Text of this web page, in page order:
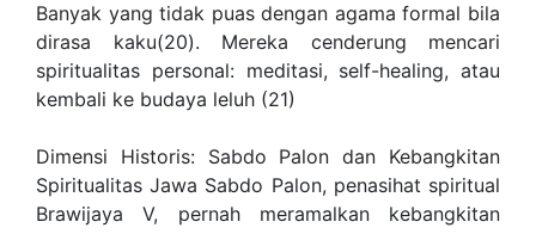
Banyak yang tidak puas dengan agama formal bila
dirasa kaku(20). Mereka cenderung mencari
spiritualitas personal: meditasi, self-healing, atau
kembali ke budaya leluh (21)
Dimensi Historis: Sabdo Palon dan Kebangkitan
Spiritualitas Jawa Sabdo Palon, penasihat spiritual
Brawijaya V, pernah meramalkan kebangkitan